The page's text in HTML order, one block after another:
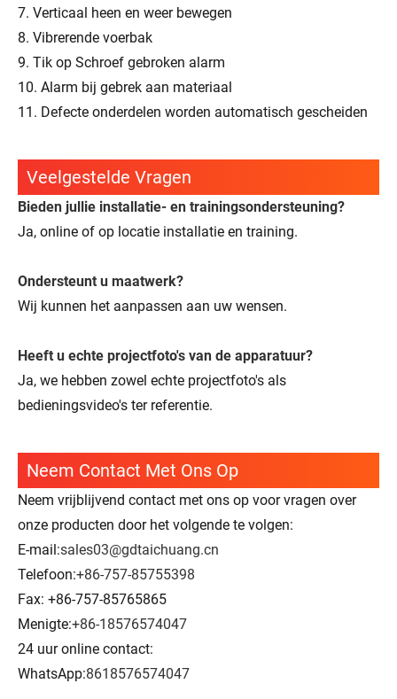
7. Verticaal heen en weer bewegen
8. Vibrerende voerbak
9. Tik op Schroef gebroken alarm
10. Alarm bij gebrek aan materiaal
11. Defecte onderdelen worden automatisch gescheiden
Veelgestelde Vragen
Bieden jullie installatie- en trainingsondersteuning?
Ja, online of op locatie installatie en training.
Ondersteunt u maatwerk?
Wij kunnen het aanpassen aan uw wensen.
Heeft u echte projectfoto's van de apparatuur?
Ja, we hebben zowel echte projectfoto's als
bedieningsvideo's ter referentie.
Neem Contact Met Ons Op
Neem vrijblijvend contact met ons op voor vragen over
onze producten door het volgende te volgen:
E-mail:sales03@gdtaichuang.cn
Telefoon:+86-757-85755398
Fax: +86-757-85765865
Menigte:+86-18576574047
24 uur online contact:
WhatsApp:8618576574047